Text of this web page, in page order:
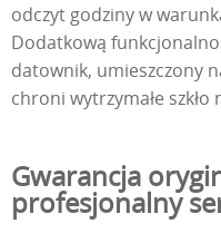
odczyt godziny w
Dodatkową
datownik, umieszczony
chroni wytrzymałe szkło
Gwarancja
profesjonalny